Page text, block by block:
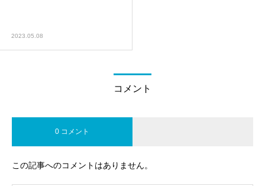
2023.05.08
コメント
0 コメント
この記事へのコメントはありません。